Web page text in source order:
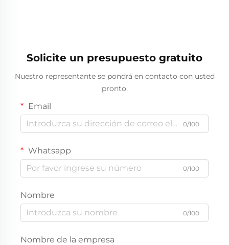
Solicite un presupuesto gratuito
Nuestro representante se pondrá en contacto con usted
pronto.
Email
0/100
Whatsapp
0/100
Nombre
0/100
Nombre de la empresa